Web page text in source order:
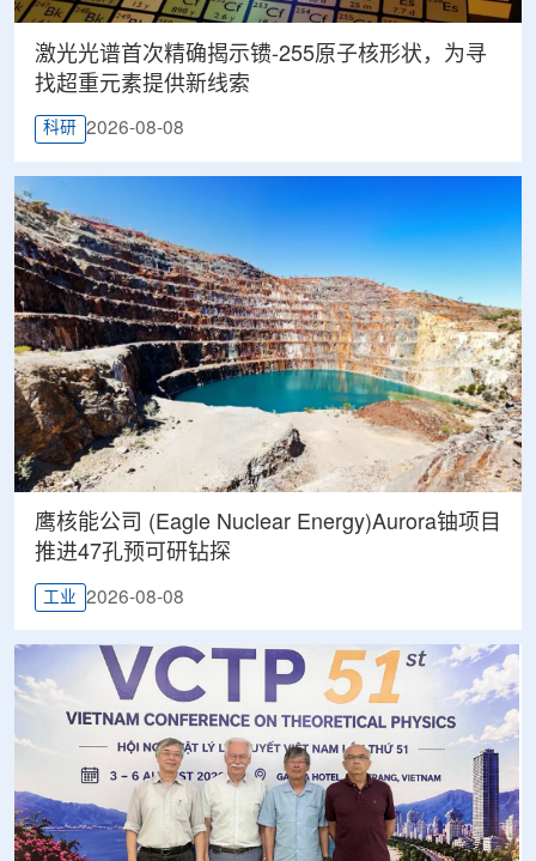
激光光谱首次精确揭示镄-255原子核形状，为寻
找超重元素提供新线索
科研 2026-08-08
鹰核能公司 (Eagle Nuclear Energy)Aurora铀项目
推进47孔预可研钻探
工业 2026-08-08